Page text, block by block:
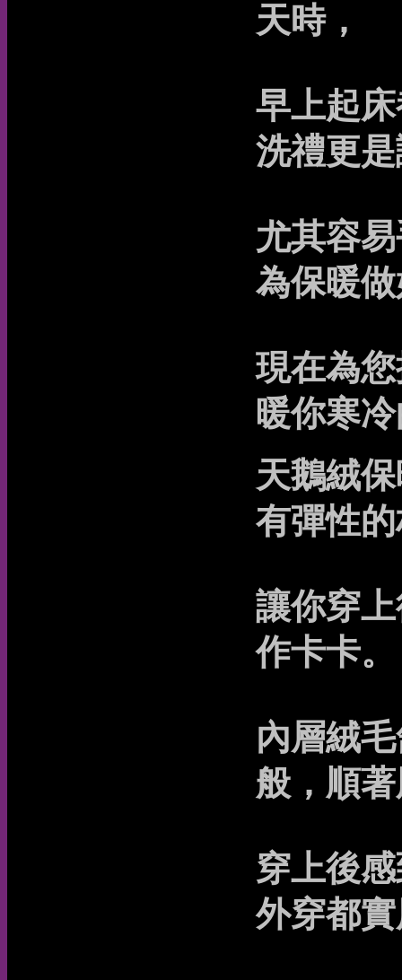
天時，
早上起
洗禮更
尤其容
為保暖
現在為
暖你寒
天鵝絨
有彈性
讓你穿
作卡卡。
內層絨
般，順
穿上後
外穿都